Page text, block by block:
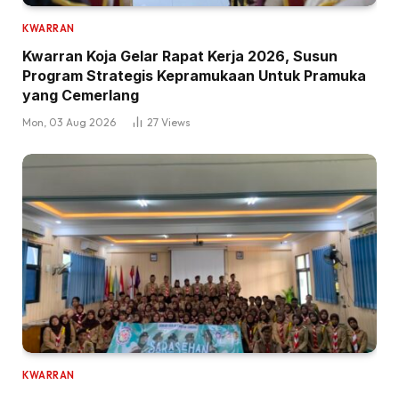
KWARRAN
Kwarran Koja Gelar Rapat Kerja 2026, Susun
Program Strategis Kepramukaan Untuk Pramuka
yang Cemerlang
Mon, 03 Aug 2026 27 Views
KWARRAN